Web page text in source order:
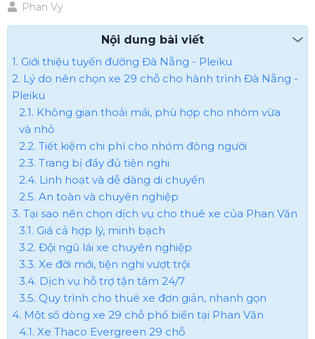
Phan Vy
Nội dung bài viết
1. Giới thiệu tuyến đường Đà Nẵng - Pleiku
2. Lý do nên chọn xe 29 chỗ cho hành trình Đà Nẵng -
Pleiku
2.1. Không gian thoải mái, phù hợp cho nhóm vừa
và nhỏ
2.2. Tiết kiệm chi phí cho nhóm đông người
2.3. Trang bị đầy đủ tiện nghi
2.4. Linh hoạt và dễ dàng di chuyển
2.5. An toàn và chuyên nghiệp
3. Tại sao nên chọn dịch vụ cho thuê xe của Phan Văn
3.1. Giá cả hợp lý, minh bạch
3.2. Đội ngũ lái xe chuyên nghiệp
3.3. Xe đời mới, tiện nghi vượt trội
3.4. Dịch vụ hỗ trợ tận tâm 24/7
3.5. Quy trình cho thuê xe đơn giản, nhanh gọn
4. Một số dòng xe 29 chỗ phổ biến tại Phan Văn
4.1. Xe Thaco Evergreen 29 chỗ